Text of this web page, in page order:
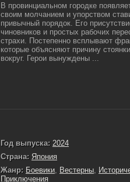
В провинциальном городке
своим молчанием и упорством
привычный порядок. Его
чиновников и простых рабочих
страхи. Постепенно всплывают
которые объясняют причину
вокруг. Герои вынуждены ...
Год выпуска: 2024
Страна: Япония
Жанр: Боевики, Вестерны,
Приключения